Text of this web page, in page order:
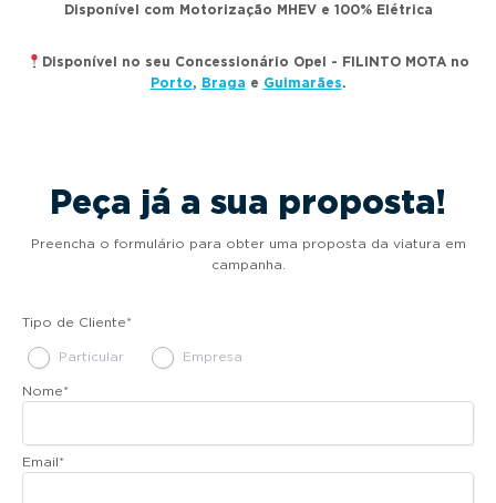
Disponível com Motorização MHEV e 100% Elétrica
Disponível no seu Concessionário Opel - FILINTO MOTA no
Porto, Braga e Guimarães.
Peça já a sua proposta!
Preencha o formulário para obter uma proposta da viatura em
campanha.
Tipo de Cliente*
Particular Empresa
Nome*
Email*